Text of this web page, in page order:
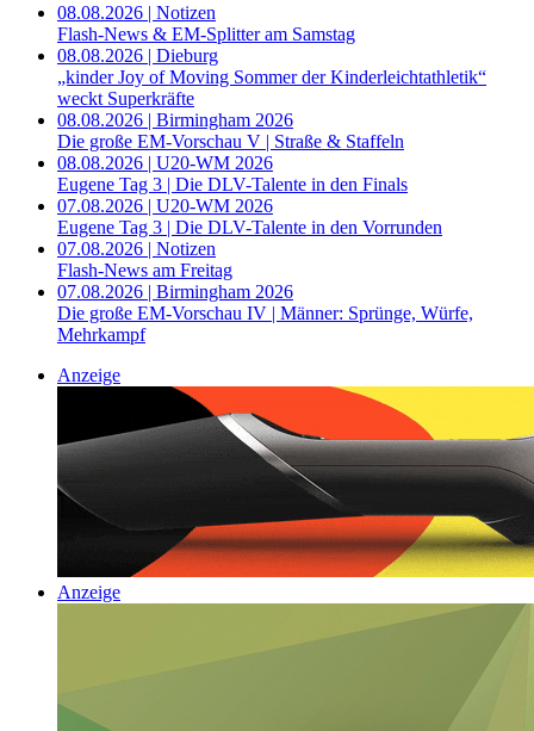
08.08.2026 | Notizen
Flash-News & EM-Splitter am Samstag
08.08.2026 | Dieburg
„kinder Joy of Moving Sommer der Kinderleichtathletik“
weckt Superkräfte
08.08.2026 | Birmingham 2026
Die große EM-Vorschau V | Straße & Staffeln
08.08.2026 | U20-WM 2026
Eugene Tag 3 | Die DLV-Talente in den Finals
07.08.2026 | U20-WM 2026
Eugene Tag 3 | Die DLV-Talente in den Vorrunden
07.08.2026 | Notizen
Flash-News am Freitag
07.08.2026 | Birmingham 2026
Die große EM-Vorschau IV | Männer: Sprünge, Würfe,
Mehrkampf
Anzeige
Anzeige